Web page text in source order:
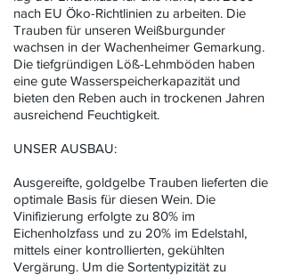
nach EU Öko-Richtlinien zu arbeiten. Die
Trauben für unseren Weißburgunder
wachsen in der Wachenheimer Gemarkung.
Die tiefgründigen Löß-Lehmböden haben
eine gute Wasserspeicherkapazität und
bieten den Reben auch in trockenen Jahren
ausreichend Feuchtigkeit.
UNSER AUSBAU:
Ausgereifte, goldgelbe Trauben lieferten die
optimale Basis für diesen Wein. Die
Vinifizierung erfolgte zu 80% im
Eichenholzfass und zu 20% im Edelstahl,
mittels einer kontrollierten, gekühlten
Vergärung. Um die Sortentypizität zu